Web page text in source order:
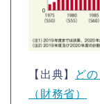
【出典】
ど
（財務省）